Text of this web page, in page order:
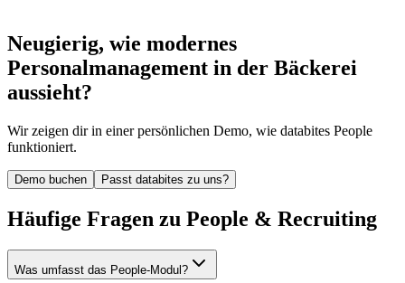
Neugierig, wie modernes
Personalmanagement in der Bäckerei
aussieht?
Wir zeigen dir in einer persönlichen Demo, wie databites People
funktioniert.
Demo buchen Passt databites zu uns?
Häufige Fragen zu People & Recruiting
Was umfasst das People-Modul?